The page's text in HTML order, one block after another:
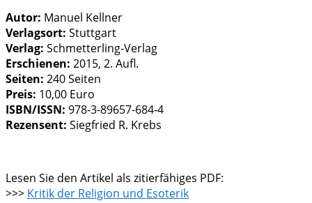
Autor: Manuel Kellner
Verlagsort: Stuttgart
Verlag: Schmetterling-Verlag
Erschienen: 2015, 2. Aufl.
Seiten: 240 Seiten
Preis: 10,00 Euro
ISBN/ISSN: 978-3-89657-684-4
Rezensent: Siegfried R. Krebs
Lesen Sie den Artikel als zitierfähiges PDF:
>>> Kritik der Religion und Esoterik